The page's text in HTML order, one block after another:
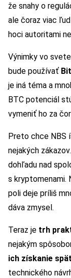
že snahy o
ale čoraz viac
hoci autoritami
Výnimky vo
bude používať
je iná téma a
BTC potenciál
vymeniť ho za
Preto chce NBS
nejakých
dohľadu nad
s kryptomenami.
poli deje príliš
dáva zmysel.
Teraz je trh
nejakým
ich získanie
technického